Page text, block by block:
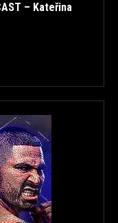
– Kateřina